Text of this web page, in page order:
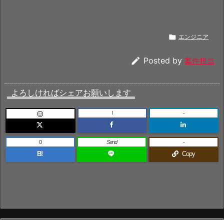
 エンジニア
 Posted by 案件担当
よろしければシェアお願いします
 ! -
B!
0 Send
Copy
-